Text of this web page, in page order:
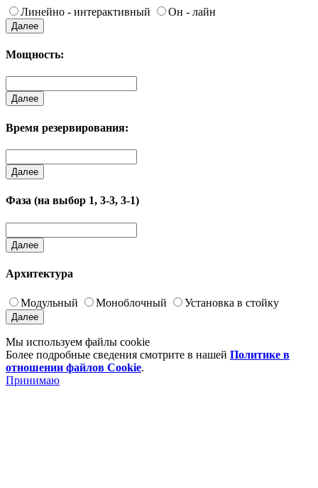
Линейно - интерактивный Он - лайн
Далее
Мощность:
Далее
Время резервирования:
Далее
Фаза (на выбор 1, 3-3, 3-1)
Далее
Архитектура
Модульный Моноблочный Установка в стойку
Далее
Мы используем файлы cookie
Более подробные сведения смотрите в нашей Политике в
отношении файлов Cookie.
Принимаю